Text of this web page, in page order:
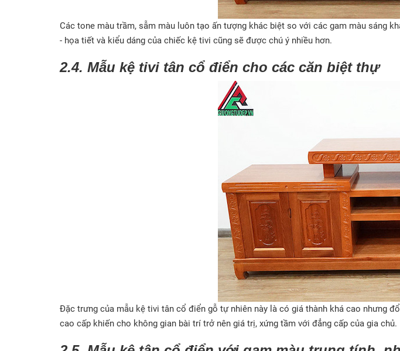
Các tone màu trầm, sẫm màu luôn tạo ấn tượng khác biệt so với các gam màu sáng
- họa tiết và kiểu dáng của chiếc kệ tivi cũng sẽ được chú ý nhiều hơn.
2.4. Mẫu kệ tivi tân cổ điển cho các căn biệt thự
Đặc trưng của mẫu kệ tivi tân cổ điển gỗ tự nhiên này là có giá thành khá cao nhưng
cao cấp khiến cho không gian bài trí trở nên giá trị, xứng tầm với đẳng cấp của gia chủ.